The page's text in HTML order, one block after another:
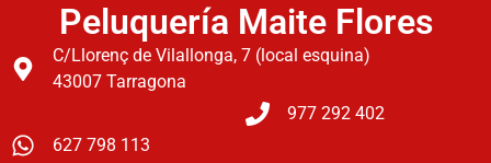
Peluquería Maite Flores
C/Llorenç de Vilallonga, 7 (local esquina)
43007 Tarragona
977 292 402
627 798 113